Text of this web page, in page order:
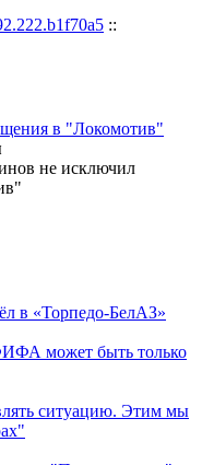
::
не исключил
в «Торпедо-БелАЗ»
может быть только
ситуацию. Этим мы